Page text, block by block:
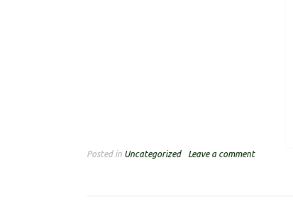
Posted in Uncategorized Leave a comment